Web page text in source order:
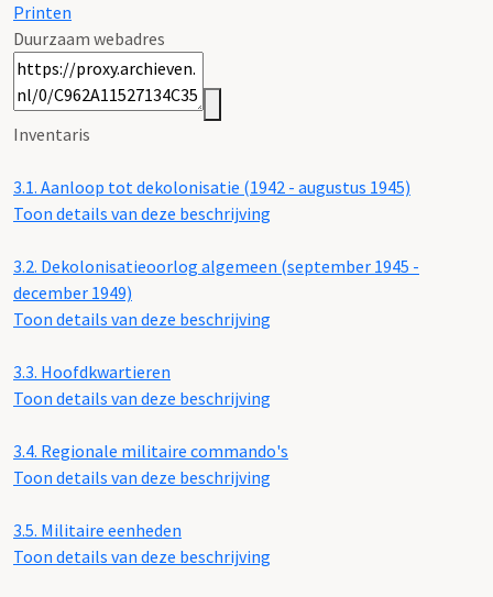
Printen
Duurzaam webadres
Inventaris
3.1. Aanloop tot dekolonisatie (1942 - augustus 1945)
Toon details van deze beschrijving
3.2. Dekolonisatieoorlog algemeen (september 1945 -
december 1949)
Toon details van deze beschrijving
3.3. Hoofdkwartieren
Toon details van deze beschrijving
3.4. Regionale militaire commando's
Toon details van deze beschrijving
3.5. Militaire eenheden
Toon details van deze beschrijving